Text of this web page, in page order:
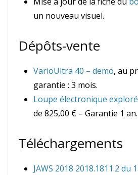
un nouveau visuel.
Dépôts-vente
VarioUltra 40 – demo, au
garantie : 3 mois.
Loupe électronique
de 825,00 € – Garantie 1 an.
Téléchargements
JAWS 2018 2018.1811.2 du